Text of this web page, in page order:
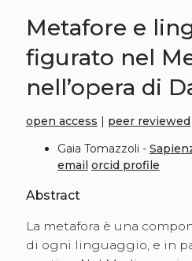
Metafore e
figurato nel
nell’opera di
open access | peer reviewed
Gaia Tomazzoli -
email orcid profile
Abstract
La metafora è una
di ogni linguaggio, e in